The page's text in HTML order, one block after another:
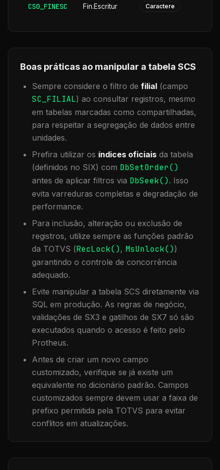
CS0_FINESC Fin.Escritur Caractere
Boas práticas ao manipular a tabela SCS
Sempre considere o filtro de filial (campo
SC_FILIAL) ao consultar registros, mesmo
em tabelas marcadas como compartilhadas,
para respeitar a segregação de dados entre
unidades.
Prefira utilizar os índices oficiais da tabela
(definidos no SIX) com DbSetOrder()
antes de aplicar filtros via DbSeek(). Isso
evita varreduras completas e degradação de
performance.
Para inclusão, alteração ou exclusão de
registros, utilize sempre as funções padrão
da TOTVS (RecLock(), MsUnlock())
garantindo o controle de concorrência
adequado.
Evite manipular a tabela SCS diretamente via
SQL em produção. As regras de negócio,
validações de SX3 e gatilhos de SX7 só são
executados quando o acesso é feito pelo
Protheus.
Antes de criar um novo campo
customizado, verifique se já existe um
equivalente no dicionário padrão. Campos
customizados sempre devem usar a faixa de
prefixo permitida pela TOTVS para evitar
conflitos em atualizações.